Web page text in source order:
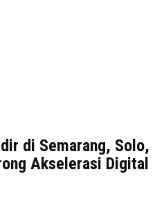
di Semarang, Solo,
Akselerasi Digital